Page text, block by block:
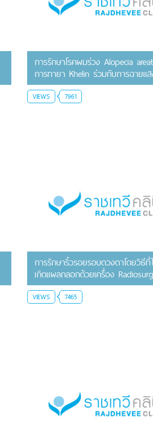
การรักษาโรคผมร่วง Alopecia
การทายา Khelin ร่วมกับการฉายแ
VIEWS 7961
การรักษาริ้วรอยรอบดวงตาโดยวิธีที่
เกิดแผลถลอกด้วยเครื่อง
VIEWS 7465